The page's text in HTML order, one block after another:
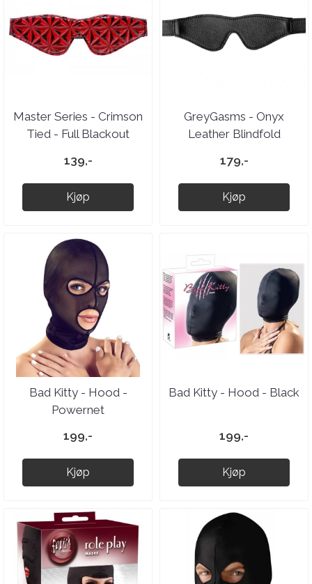
Master Series - Crimson
Tied - Full Blackout
139,-
Kjøp
GreyGasms - Onyx
Leather Blindfold
179,-
Kjøp
Bad Kitty - Hood -
Powernet
199,-
Kjøp
Bad Kitty - Hood - Black
199,-
Kjøp